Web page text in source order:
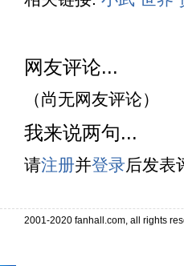
网友评论...
（尚无网友评论）
我来说两句...
请注册并登录后发表
2001-2020 fanhall.com, all rights